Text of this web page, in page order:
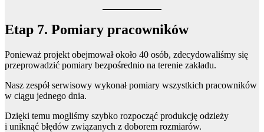
Etap 7. Pomiary pracowników
Ponieważ projekt obejmował około 40 osób, zdecydowaliśmy się
przeprowadzić pomiary bezpośrednio na terenie zakładu.
Nasz zespół serwisowy wykonał pomiary wszystkich pracowników
w ciągu jednego dnia.
Dzięki temu mogliśmy szybko rozpocząć produkcję odzieży
i uniknąć błędów związanych z doborem rozmiarów.